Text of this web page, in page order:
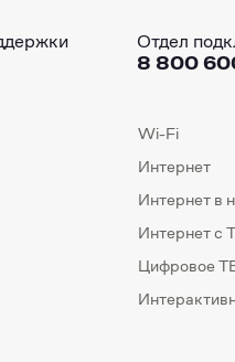
Отдел
8 800
Wi-Fi
Интернет
Интернет в
Интернет с
Цифровое